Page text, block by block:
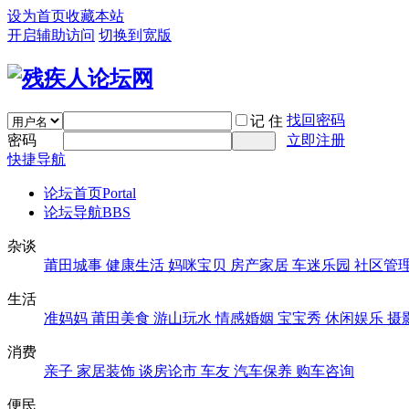
设为首页收藏本站
开启辅助访问 切换到宽版
记 住 找回密码
密码
立即注册
快捷导航
论坛首页Portal
论坛导航BBS
杂谈
莆田城事 健康生活 妈咪宝贝 房产家居 车迷乐园 社区管
生活
准妈妈 莆田美食 游山玩水 情感婚姻 宝宝秀 休闲娱乐 摄
消费
亲子 家居装饰 谈房论市 车友 汽车保养 购车咨询
便民